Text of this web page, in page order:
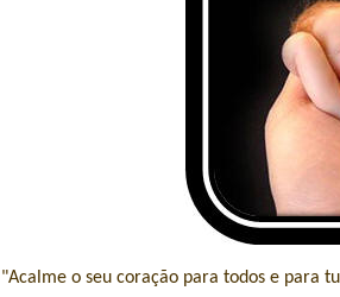
"Acalme o seu coração para todos e para